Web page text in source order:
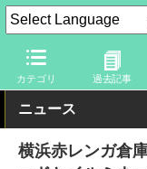
カテゴリ 過去記事
トラベル Watch 旅の
ニュース
横浜赤レンガ倉